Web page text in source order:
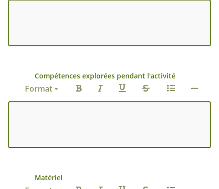
Compétences explorées pendant l'activité
Format
Matériel